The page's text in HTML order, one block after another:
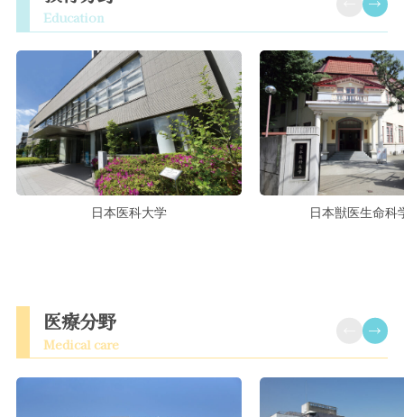
日本医科大学 日本獣医生命科
医療分野